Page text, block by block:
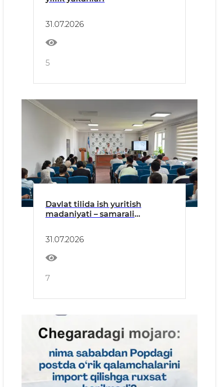
31.07.2026
5
Davlat tilida ish yuritish
madaniyati – samarali
31.07.2026
7